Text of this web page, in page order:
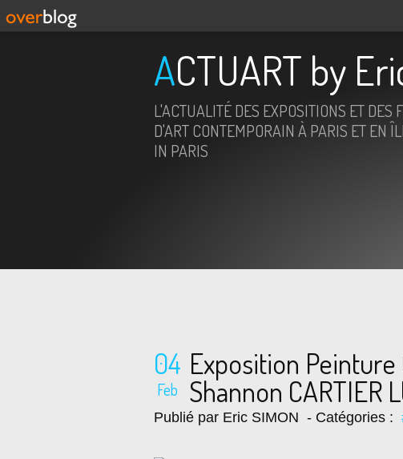
ACTUART by
L'ACTUALITÉ DES EXPOSITIONS ET DES
D'ART CONTEMPORAIN À PARIS ET EN
IN PARIS
04
Feb
Exposition
Shannon CARTIER
Publié par Eric SIMON - Catégories :